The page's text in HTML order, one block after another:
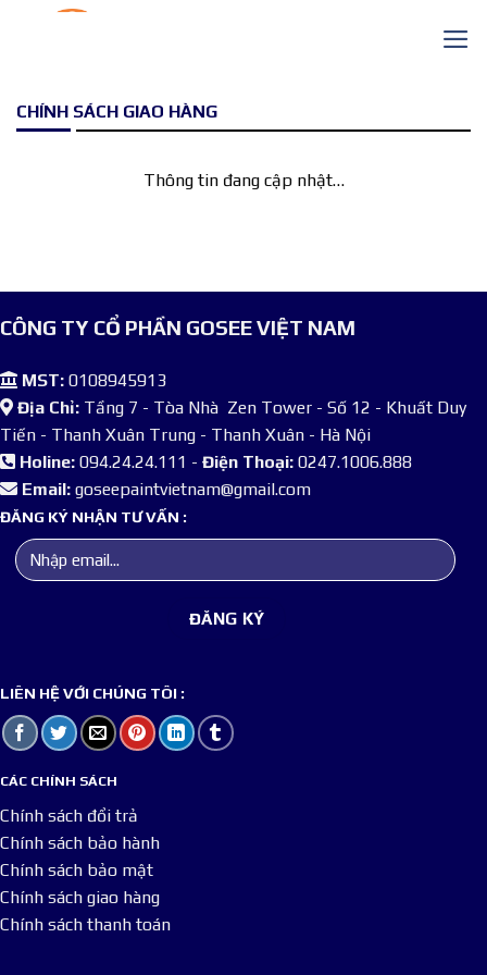
CHÍNH SÁCH GIAO HÀNG
Thông tin đang cập nhật…
CÔNG TY CỔ PHẦN GOSEE VIỆT NAM
MST: 0108945913
Địa Chỉ: Tầng 7 - Tòa Nhà Zen Tower - Số 12 - Khuất Duy
Tiến - Thanh Xuân Trung - Thanh Xuân - Hà Nội
Holine: 094.24.24.111 - Điện Thoại: 0247.1006.888
Email: goseepaintvietnam@gmail.com
ĐĂNG KÝ NHẬN TƯ VẤN :
LIÊN HỆ VỚI CHÚNG TÔI :
CÁC CHÍNH SÁCH
Chính sách đổi trả
Chính sách bảo hành
Chính sách bảo mật
Chính sách giao hàng
Chính sách thanh toán